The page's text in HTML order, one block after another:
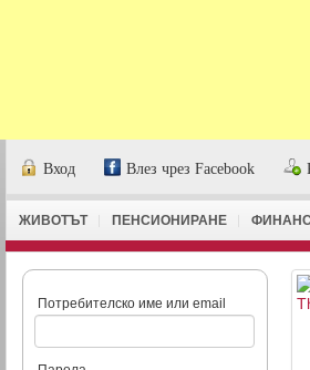
Вход Влез чрез Facebook
ЖИВОТЪТ ПЕНСИОНИРАНЕ
Потребителско име или email